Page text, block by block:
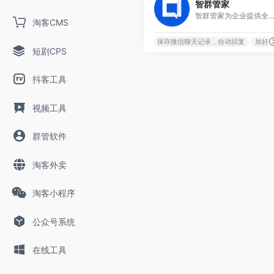
淘客CMS
短剧CPS
抖客工具
视频工具
群管软件
淘客外卖
淘客小程序
公众号系统
在线工具
智群管家
智群管家为企业提供全流程社群管理方案，智能应答、多群转播、积分抽奖等多种自动化功能，契合多种社群运营及管理场景，有效提升微信管理效率，让社群管理更规范化、专业化、系统化。
保存微信聊天记录，自动回复 加好